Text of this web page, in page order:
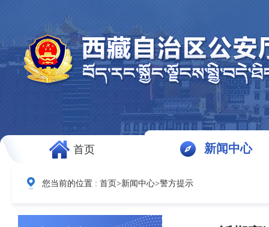
首页 新闻中心
您当前的位置 : 首页>新闻中心>警方提示